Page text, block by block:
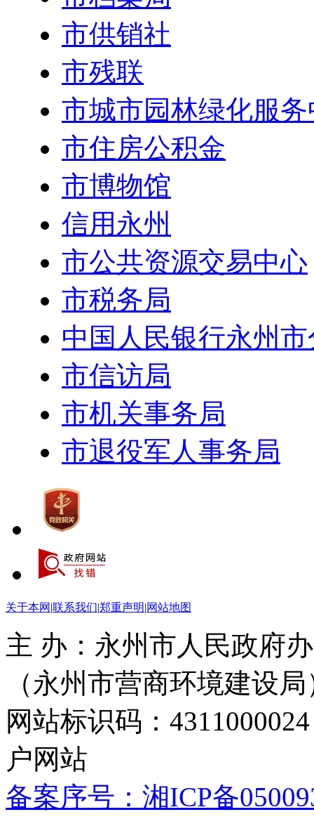
市供销社
市残联
市城市园林绿化服
市住房公积金
市博物馆
信用永州
市公共资源交易中心
市税务局
中国人民银行永州
市信访局
市机关事务局
市退役军人事务局
关于本网 |联系我们|郑重声明|网站地图
主 办：永州市人民政府
（永州市营商环境建设局
网站标识码：
户网站
备案序号：湘ICP备